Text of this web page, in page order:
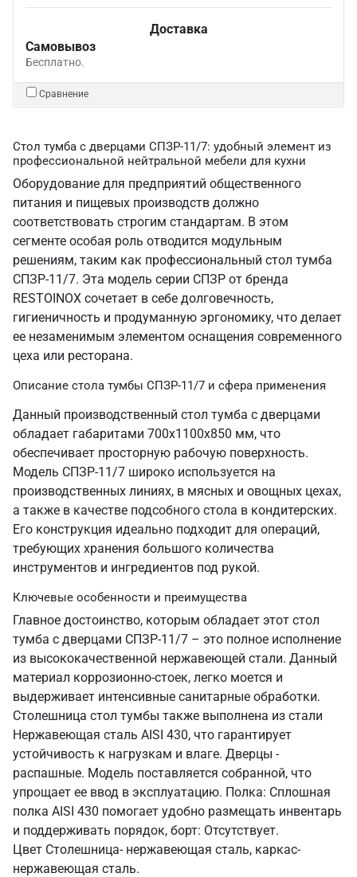
Доставка
Самовывоз
Бесплатно.
Сравнение
Стол тумба с дверцами СПЗР-11/7: удобный элемент из
профессиональной нейтральной мебели для кухни
Оборудование для предприятий общественного
питания и пищевых производств должно
соответствовать строгим стандартам. В этом
сегменте особая роль отводится модульным
решениям, таким как профессиональный стол тумба
СПЗР-11/7. Эта модель серии СПЗР от бренда
RESTOINOX сочетает в себе долговечность,
гигиеничность и продуманную эргономику, что делает
ее незаменимым элементом оснащения современного
цеха или ресторана.
Описание стола тумбы СПЗР-11/7 и сфера применения
Данный производственный стол тумба с дверцами
обладает габаритами 700х1100х850 мм, что
обеспечивает просторную рабочую поверхность.
Модель СПЗР-11/7 широко используется на
производственных линиях, в мясных и овощных цехах,
а также в качестве подсобного стола в кондитерских.
Его конструкция идеально подходит для операций,
требующих хранения большого количества
инструментов и ингредиентов под рукой.
Ключевые особенности и преимущества
Главное достоинство, которым обладает этот стол
тумба с дверцами СПЗР-11/7 – это полное исполнение
из высококачественной нержавеющей стали. Данный
материал коррозионно-стоек, легко моется и
выдерживает интенсивные санитарные обработки.
Столешница стол тумбы также выполнена из стали
Нержавеющая сталь AISI 430, что гарантирует
устойчивость к нагрузкам и влаге. Дверцы -
распашные. Модель поставляется собранной, что
упрощает ее ввод в эксплуатацию. Полка: Сплошная
полка AISI 430 помогает удобно размещать инвентарь
и поддерживать порядок, борт: Отсутствует.
Цвет Столешница- нержавеющая сталь, каркас-
нержавеющая сталь.